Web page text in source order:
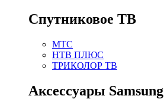
Спутниковое ТВ
МТС
НТВ ПЛЮС
ТРИКОЛОР ТВ
Аксессуары Samsung